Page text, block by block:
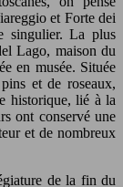
et Forte dei
singulier. La plus
Lago, maison du
en musée. Située
et de roseaux,
historique, lié à la
ont conservé une
et de nombreux
de la fin du